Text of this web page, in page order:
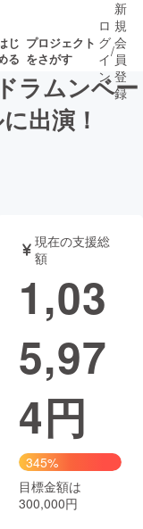
じ
る
プロジェクト
をさがす
が近いプ
音楽
ゲーム・サ
Creation
コミュニティ
ロ
グ
イ
ン
/
新
規
会
員
登
録
ラムンベー
出演！
現在の支援総
額
1,03
5,97
4円
345%
目標金額は
300,000円